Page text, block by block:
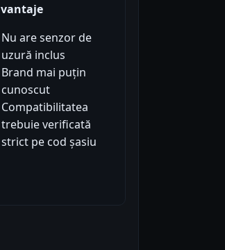
Nu are senzor de
uzură inclus
Brand mai puțin
cunoscut
Compatibilitatea
trebuie verificată
strict pe cod șasiu